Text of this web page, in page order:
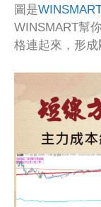
圖是
WINSMART幫
格連起來，形成